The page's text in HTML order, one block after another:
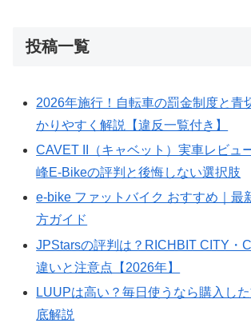
投稿一覧
2026年施行！自転車の罰金制度と青
かりやすく解説【違反一覧付き】
CAVET II（キャベット）実車レビュ
峰E-Bikeの評判と後悔しない選択肢
e-bike ファットバイク おすすめ｜最
方ガイド
JPStarsの評判は？RICHBIT CITY・
違いと注意点【2026年】
LUUPは高い？毎日使うなら購入し
底解説